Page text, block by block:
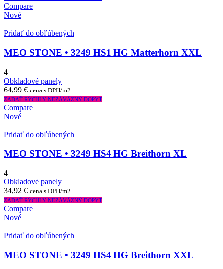
Compare
Nové
Pridať do obľúbených
MEO STONE • 3249 HS1 HG Matterhorn XXL
4
Obkladové panely
64,99 € cena s DPH/m2
ZADAŤ RÝCHLY NEZÁVÄZNÝ DOPYT
Compare
Nové
Pridať do obľúbených
MEO STONE • 3249 HS4 HG Breithorn XL
4
Obkladové panely
34,92 € cena s DPH/m2
ZADAŤ RÝCHLY NEZÁVÄZNÝ DOPYT
Compare
Nové
Pridať do obľúbených
MEO STONE • 3249 HS4 HG Breithorn XXL